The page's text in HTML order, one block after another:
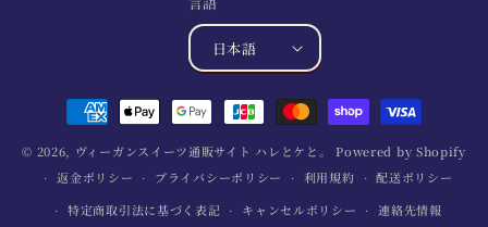
日本語
決
済
方
法
© 2026, ヴィーガンスイーツ通販サイト ハレとケと。
Powered by Shopify
返金ポリシー
プライバシーポリシー 利用規約
配送ポリシー
特定商取引法に基づく表記
キャンセルポリシー 連絡先情報